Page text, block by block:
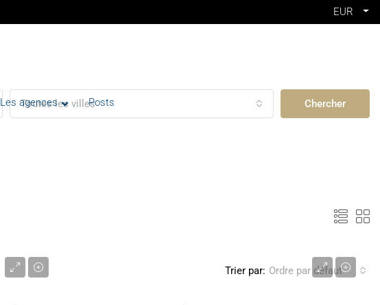
EUR
Les agences Posts
Toutes les villes Chercher
Trier par: Ordre par défaut